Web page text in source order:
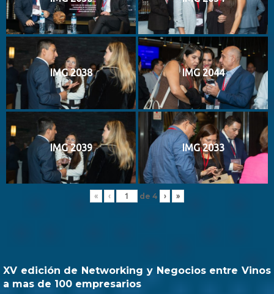
IMG 2038 IMG 2044
IMG 2039 IMG 2033
« ‹ de 4 › »
XV edición de Networking y Negocios entre Vinos
a mas de 100 empresarios